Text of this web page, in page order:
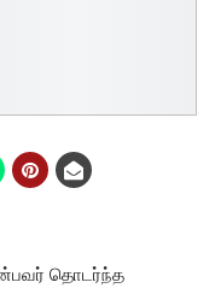
தொடர்ந்த